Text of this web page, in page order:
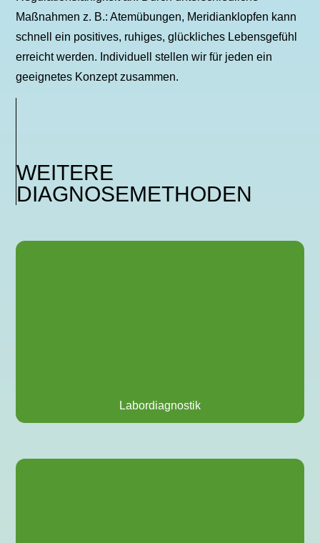
Maßnahmen z. B.: Atemübungen, Meridianklopfen kann
schnell ein positives, ruhiges, glückliches Lebensgefühl
erreicht werden. Individuell stellen wir für jeden ein
geeignetes Konzept zusammen.
WEITERE
DIAGNOSEMETHODEN
Labordiagnostik